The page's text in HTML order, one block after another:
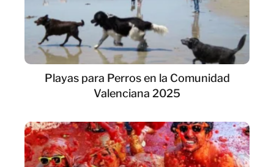
Playas para Perros en la Comunidad
Valenciana 2025